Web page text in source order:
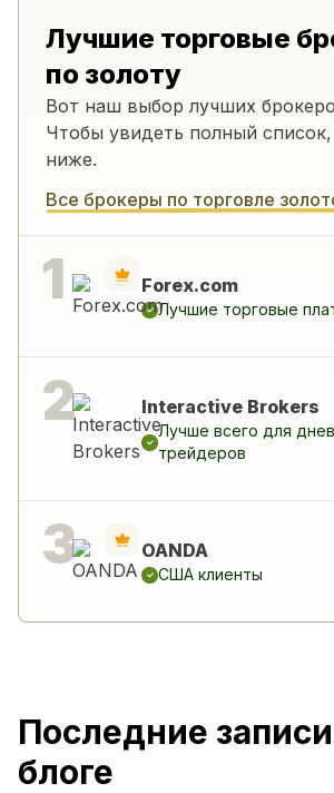
Лучшие торговые
по золоту
Вот наш выбор лучших
Чтобы увидеть полный
ниже.
Все брокеры по торговле
Forex.com
Лучшие торговые
Interactive Brokers
Лучше всего для
трейдеров
OANDA
США клиенты
Последние
блоге